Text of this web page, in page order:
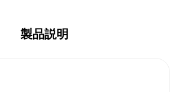
製品説明